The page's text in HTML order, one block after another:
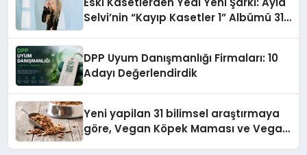
Selvi’nin “Kayıp Kasetler 1” Albümü 31
DPP Uyum Danışmanlığı Firmaları: 10
Adayı Değerlendirdik
Yeni yapilan 31 bilimsel araştırmaya
göre, Vegan Köpek Maması ve Vegan